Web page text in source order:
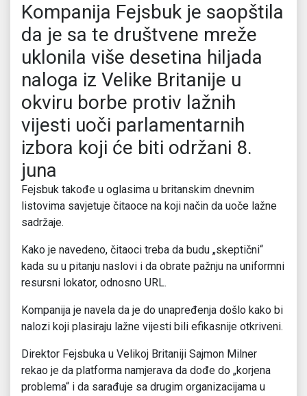
Kompanija Fejsbuk je saopštila
da je sa te društvene mreže
uklonila više desetina hiljada
naloga iz Velike Britanije u
okviru borbe protiv lažnih
vijesti uoči parlamentarnih
izbora koji će biti održani 8.
juna
Fejsbuk takođe u oglasima u britanskim dnevnim
listovima savjetuje čitaoce na koji način da uoče lažne
sadržaje.
Kako je navedeno, čitaoci treba da budu „skeptični“
kada su u pitanju naslovi i da obrate pažnju na uniformni
resursni lokator, odnosno URL.
Kompanija je navela da je do unapređenja došlo kako bi
nalozi koji plasiraju lažne vijesti bili efikasnije otkriveni.
Direktor Fejsbuka u Velikoj Britaniji Sajmon Milner
rekao je da platforma namjerava da dođe do „korjena
problema“ i da sarađuje sa drugim organizacijama u